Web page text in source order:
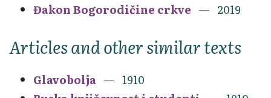
Đakon Bogorodičine crkve
2019
Articles and other similar texts
Glavobolja
1910